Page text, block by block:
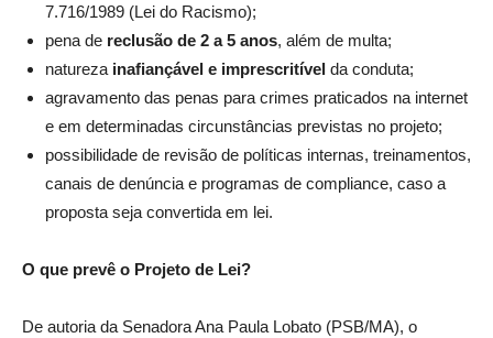
7.716/1989 (Lei do Racismo);
pena de reclusão de 2 a 5 anos, além de multa;
natureza inafiançável e imprescritível da conduta;
agravamento das penas para crimes praticados na internet
e em determinadas circunstâncias previstas no projeto;
possibilidade de revisão de políticas internas, treinamentos,
canais de denúncia e programas de compliance, caso a
proposta seja convertida em lei.
O que prevê o Projeto de Lei?
De autoria da Senadora Ana Paula Lobato (PSB/MA), o